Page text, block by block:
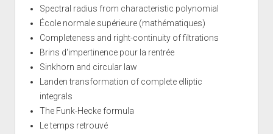
Spectral radius from characteristic polynomial
École normale supérieure (mathématiques)
Completeness and right-continuity of filtrations
Brins d'impertinence pour la rentrée
Sinkhorn and circular law
Landen transformation of complete elliptic
integrals
The Funk-Hecke formula
Le temps retrouvé